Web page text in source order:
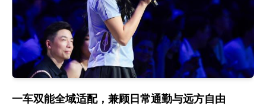
一车双能全域适配，兼顾日常通勤与远方自由